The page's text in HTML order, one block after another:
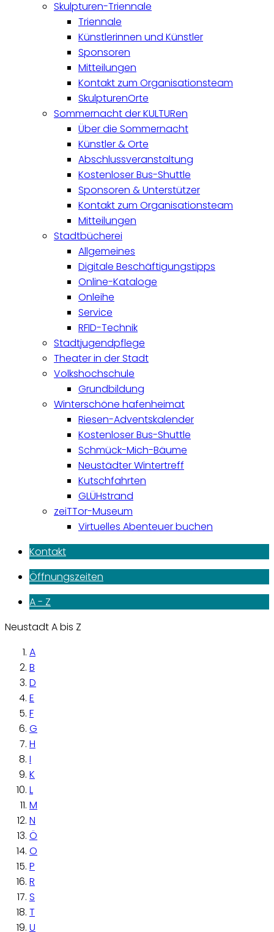
Skulpturen-Triennale
Triennale
Künstlerinnen und Künstler
Sponsoren
Mitteilungen
Kontakt zum Organisationsteam
SkulpturenOrte
Sommernacht der KULTURen
Über die Sommernacht
Künstler & Orte
Abschlussveranstaltung
Kostenloser Bus-Shuttle
Sponsoren & Unterstützer
Kontakt zum Organisationsteam
Mitteilungen
Stadtbücherei
Allgemeines
Digitale Beschäftigungstipps
Online-Kataloge
Onleihe
Service
RFID-Technik
Stadtjugendpflege
Theater in der Stadt
Volkshochschule
Grundbildung
Winterschöne hafenheimat
Riesen-Adventskalender
Kostenloser Bus-Shuttle
Schmück-Mich-Bäume
Neustädter Wintertreff
Kutschfahrten
GLÜHstrand
zeiTTor-Museum
Virtuelles Abenteuer buchen
Kontakt
Öffnungszeiten
A - Z
Neustadt A bis Z
A
B
D
E
F
G
H
I
K
L
M
N
Ö
O
P
R
S
T
U